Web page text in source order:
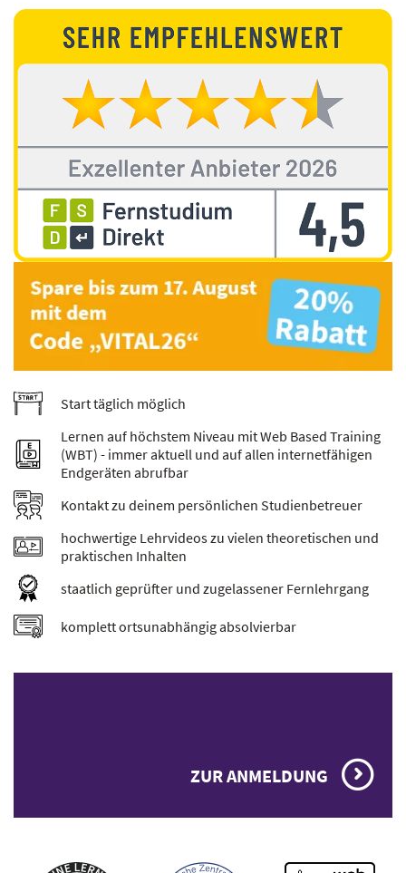
Start täglich möglich
Lernen auf höchstem Niveau mit Web Based Training
(WBT) - immer aktuell und auf allen internetfähigen
Endgeräten abrufbar
Kontakt zu deinem persönlichen Studienbetreuer
hochwertige Lehrvideos zu vielen theoretischen und
praktischen Inhalten
staatlich geprüfter und zugelassener Fernlehrgang
komplett ortsunabhängig absolvierbar
ZUR ANMELDUNG